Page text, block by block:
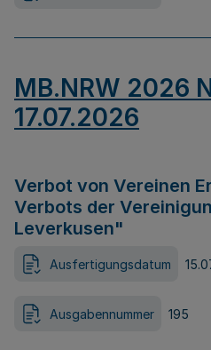
MB.NRW 2026
17.07.2026
Verbot von Vereinen
Verbots der
Leverkusen"
Ausfertigungsdatum
Ausgabennummer 195